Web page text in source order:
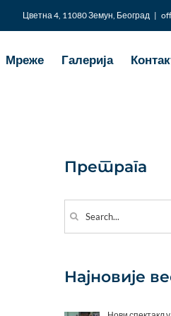
Цветна 4, 11080 Земун, Београд |
Мреже Галерија
Претрага
for:
Најновије